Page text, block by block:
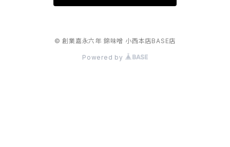
© 創業嘉永六年 錦味噌 小西本店BASE店
Powered by